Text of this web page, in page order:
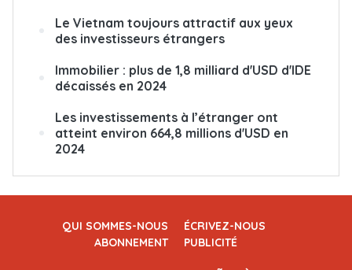
Le Vietnam toujours attractif aux yeux
des investisseurs étrangers
Immobilier : plus de 1,8 milliard d'USD d'IDE
décaissés en 2024
Les investissements à l’étranger ont
atteint environ 664,8 millions d'USD en
2024
QUI SOMMES-NOUS
ÉCRIVEZ-NOUS
ABONNEMENT
PUBLICITÉ